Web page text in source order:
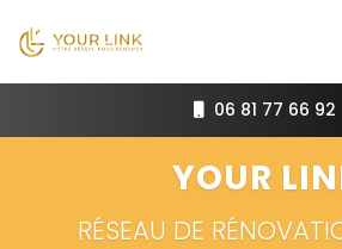
au
contenu
principal
06 81 77 66 92
YOUR
RÉSEAU DE